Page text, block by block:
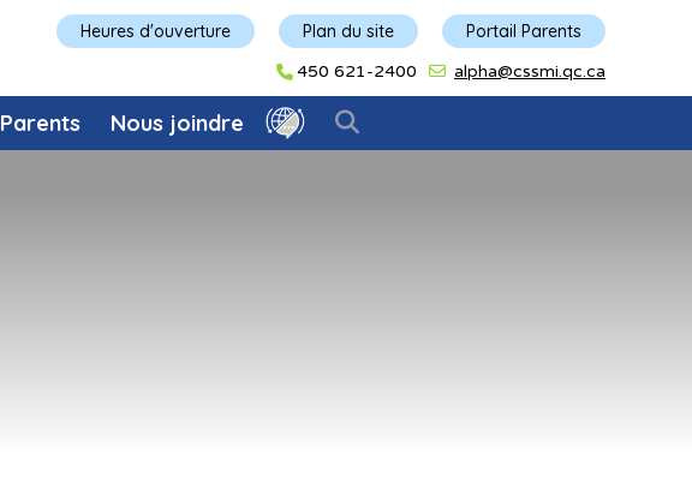
Plan du site Portail Parents
Heures d'ouverture
450 621-2400 alpha@cssmi.qc.ca
Parents Nous joindre